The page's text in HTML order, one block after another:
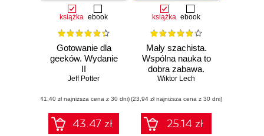
książka ebook
Gotowanie dla
geeków. Wydanie
II
Jeff Potter
(41,40 zł najniższa cena z 30 dni)
43.47 zł
książka ebook
Mały szachista.
Wspólna nauka to
dobra zabawa.
Wydanie II
Wiktor Lech
(23,94 zł najniższa cena z 30 dni)
25.14 zł